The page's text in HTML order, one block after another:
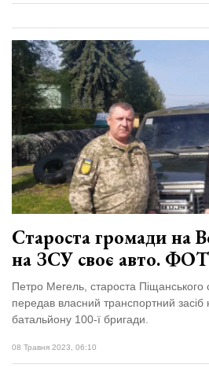
Староста громади на
на ЗСУ своє авто.
Петро Мегель, староста Піщанського
передав власний транспортний
батальйону 100-ї бригади.
08 Травня 2023, 06:10